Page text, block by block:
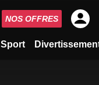
Sport
NOS OFFRES